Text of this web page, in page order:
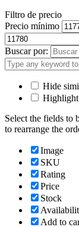
Filtro de precio
Precio mínimo
Buscar por:
Hide
Highlight
Select the fields to
to rearrange the
Image
SKU
Rating
Price
Stock
Add to